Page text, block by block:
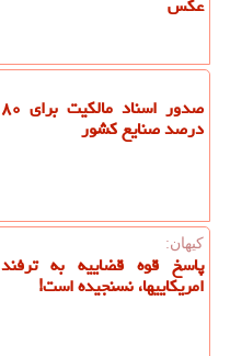
صدور اسناد مالکیت برای ۸۰
درصد صنایع کشور
كیهان:
پاسخ قوه قضاییه به ترفند
امریکاییها، نسنجیده است!